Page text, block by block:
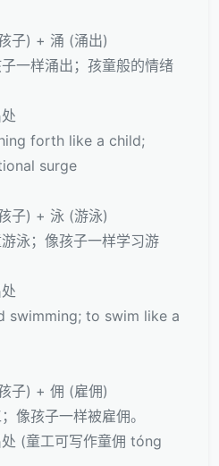
子) + 涌 (涌出)
一样涌出；孩童般的情绪
forth like a child;
surge
子) + 泳 (游泳)
泳；像孩子一样学习游
swimming; to swim like a
子) + 佣 (雇佣)
像孩子一样被雇佣。
(童工可写作童佣 tóng